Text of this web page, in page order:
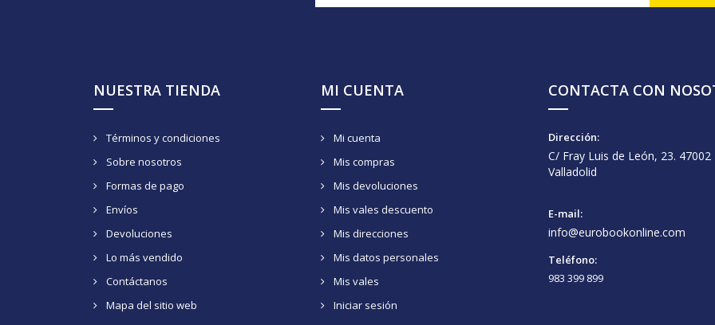
NUESTRA TIENDA
Términos y condiciones
Sobre nosotros
Formas de pago
Envíos
Devoluciones
Lo más vendido
Contáctanos
Mapa del sitio web
MI CUENTA
Mi cuenta
Mis compras
Mis devoluciones
Mis vales descuento
Mis direcciones
Mis datos personales
Mis vales
Iniciar sesión
CONTACTA CON
Dirección:
C/ Fray Luis de León, 23. 47002
Valladolid
E-mail:
info@eurobookonline.com
Teléfono:
983 399 899